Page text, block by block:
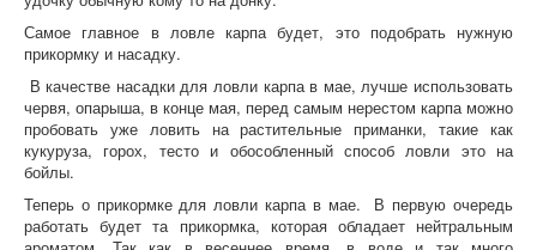
Самое главное в ловле карпа будет, это подобрать нужную
прикормку и насадку.
В качестве насадки для ловли карпа в мае, лучше использовать
червя, опарыша, в конце мая, перед самым нерестом карпа можно
пробовать уже ловить на растительные приманки, такие как
кукуруза, горох, тесто и обособленный способ ловли это на
бойлы.
Теперь о прикормке для ловли карпа в мае. В первую очередь
работать будет та прикормка, которая обладает нейтральным